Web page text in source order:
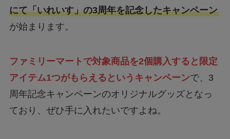
にて「いれいす」の3周年を記念したキャンペーン
が始まります。
ファミリーマートで対象商品を2個購入すると限定
アイテム1つがもらえるというキャンペーンで、3
周年記念キャンペーンのオリジナルグッズとなっ
ており、ぜひ手に入れたいですよね。